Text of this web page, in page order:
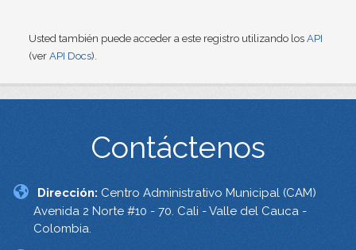
Usted también puede acceder a este registro utilizando los API
(ver API Docs).
Contáctenos
Dirección: Centro Administrativo Municipal (CAM)
Avenida 2 Norte #10 - 70. Cali - Valle del Cauca -
Colombia.